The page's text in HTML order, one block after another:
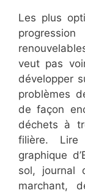
Les plus
veut pas
développer
problèmes
de façon
déchets à
filière. Lire
graphique
sol, journal
marchant,